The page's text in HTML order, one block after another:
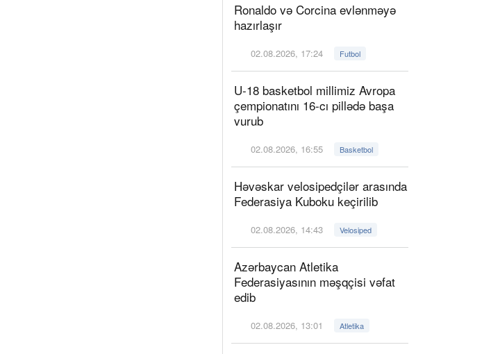
Ronaldo və Corcina evlənməyə
hazırlaşır
02.08.2026, 17:24 Futbol
U-18 basketbol millimiz Avropa
çempionatını 16-cı pillədə başa
vurub
02.08.2026, 16:55 Basketbol
Həvəskar velosipedçilər arasında
Federasiya Kuboku keçirilib
02.08.2026, 14:43 Velosiped
Azərbaycan Atletika
Federasiyasının məşqçisi vəfat
edib
02.08.2026, 13:01 Atletika